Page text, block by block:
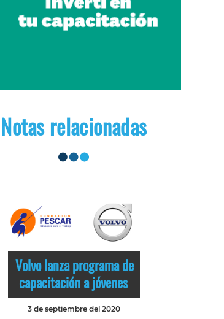
Notas relacionadas
Volvo lanza programa de
capacitación a jóvenes
3 de septiembre del 2020